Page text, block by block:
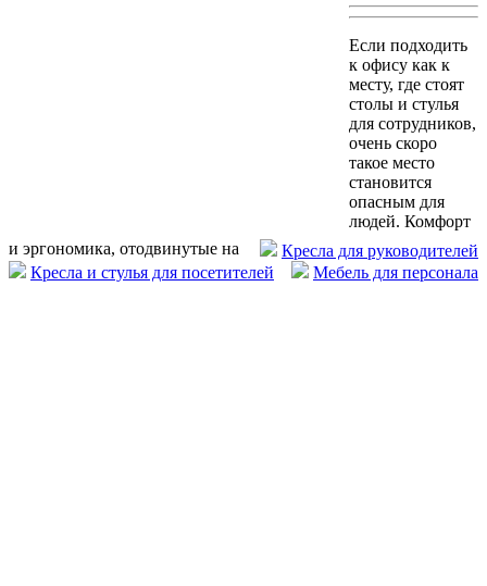
Кресла для руководителей
Кресла и стулья для посетителей
Мебель для персонала
Если подходить
к офису как к
месту, где стоят
столы и стулья
для сотрудников,
очень скоро
такое место
становится
опасным для
людей. Комфорт
и эргономика, отодвинутые на